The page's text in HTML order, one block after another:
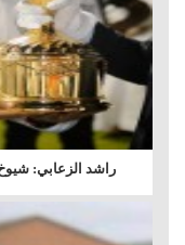
راشد الزعابي: شيوخ